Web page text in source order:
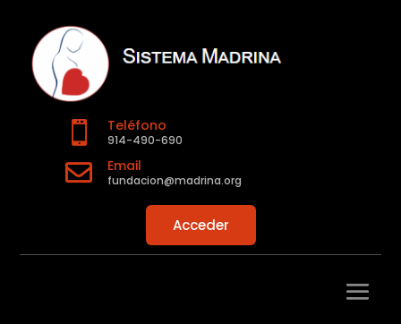
 Teléfono
914-490-690
 Email
fundacion@madrina.org
Acceder